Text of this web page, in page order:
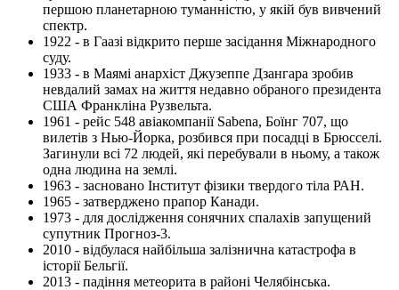
першою планетарною туманністю, у якій був вивчений
спектр.
1922 - в Гаазі відкрито перше засідання Міжнародного
суду.
1933 - в Маямі анархіст Джузеппе Дзангара зробив
невдалий замах на життя недавно обраного президента
США Франкліна Рузвельта.
1961 - рейс 548 авіакомпанії Sabena, Боїнг 707, що
вилетів з Нью-Йорка, розбився при посадці в Брюсселі.
Загинули всі 72 людей, які перебували в ньому, а також
одна людина на землі.
1963 - засновано Інститут фізики твердого тіла РАН.
1965 - затверджено прапор Канади.
1973 - для дослідження сонячних спалахів запущений
супутник Прогноз-3.
2010 - відбулася найбільша залізнична катастрофа в
історії Бельгії.
2013 - падіння метеорита в районі Челябінська.